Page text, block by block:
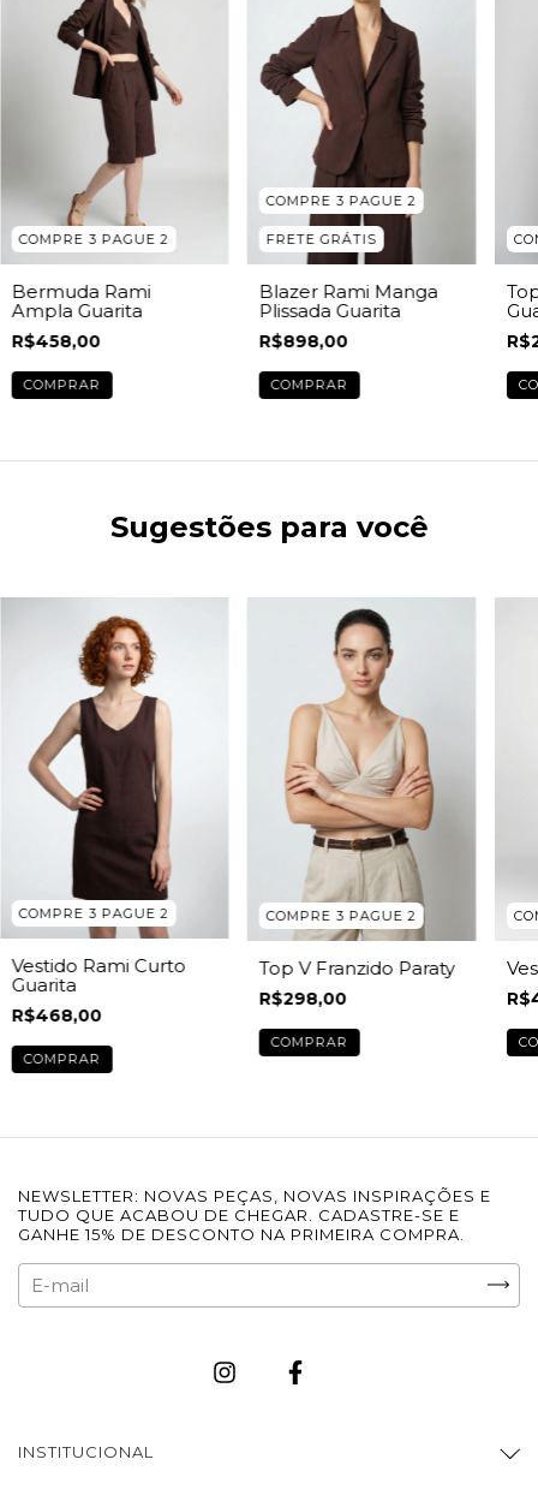
COMPRE 3 PAGUE 2
Bermuda Rami
Ampla Guarita
R$458,00
COMPRAR
COMPRE 3 PAGUE 2
FRETE GRÁTIS
Blazer Rami Manga
Plissada Guarita
R$898,00
COMPRAR
Sugestões para você
COMPRE 3 PAGUE 2
Vestido Rami Curto
Guarita
R$468,00
COMPRAR
COMPRE 3 PAGUE 2
Top V Franzido Paraty
R$298,00
COMPRAR
NEWSLETTER: NOVAS PEÇAS, NOVAS INSPIRAÇÕES E
TUDO QUE ACABOU DE CHEGAR. CADASTRE-SE E
GANHE 15% DE DESCONTO NA PRIMEIRA COMPRA.
INSTITUCIONAL